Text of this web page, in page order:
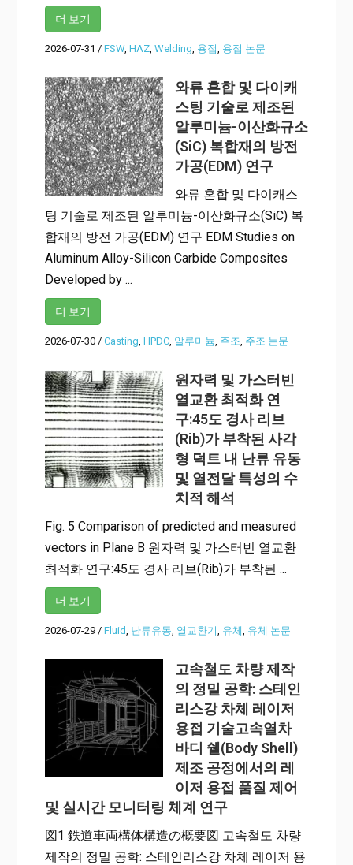
더 보기
2026-07-31 / FSW, HAZ, Welding, 용접, 용접 논문
와류 혼합 및 다이캐
스팅 기술로 제조된
알루미늄-이산화규소
(SiC) 복합재의 방전
가공(EDM) 연구
와류 혼합 및 다이캐스
팅 기술로 제조된 알루미늄-이산화규소(SiC) 복
합재의 방전 가공(EDM) 연구 EDM Studies on
Aluminum Alloy-Silicon Carbide Composites
Developed by ...
더 보기
2026-07-30/ Casting, HPDC, 알루미늄, 주조, 주조 논문
원자력 및 가스터빈
열교환 최적화 연
구:45도 경사 리브
(Rib)가 부착된 사각
형 덕트 내 난류 유동
및 열전달 특성의 수
치적 해석
Fig. 5 Comparison of predicted and measured
vectors in Plane B 원자력 및 가스터빈 열교환
최적화 연구:45도 경사 리브(Rib)가 부착된 ...
더 보기
2026-07-29/ Fluid, 난류유동, 열교환기, 유체, 유체 논문
고속철도 차량 제작
의 정밀 공학: 스테인
리스강 차체 레이저
용접 기술고속열차
바디 쉘(Body Shell)
제조 공정에서의 레
이저 용접 품질 제어
및 실시간 모니터링 체계 연구
図1 鉄道車両構体構造の概要図 고속철도 차량
제작의 정밀 공학: 스테인리스강 차체 레이저 용